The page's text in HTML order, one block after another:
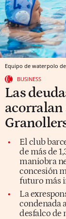
Equipo de waterpolo
BUSINESS
Las
El club
de más de
maniobra
concesión
futuro más
La
condenada
desfalco de